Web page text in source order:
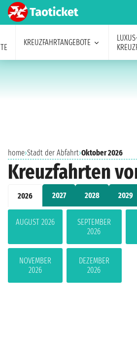
KREUZFAHRTANGEBOTE
home›Stadt der Abfahrt›Oktober 2026
Kreuzfahrten
2026 2027 2028 2029
AUGUST 2026
SEPTEMBER
2026
NOVEMBER
2026
DEZEMBER
2026